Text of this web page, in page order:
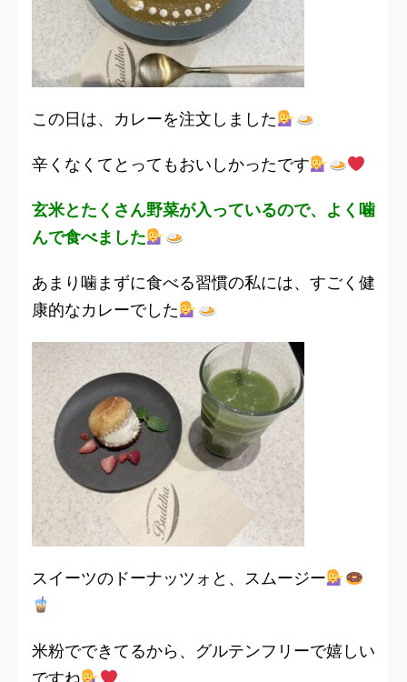
この日は、カレーを注文しました
辛くなくてとってもおいしかったです
玄米とたくさん野菜が入っているので、よく噛
んで食べました
あまり噛まずに食べる習慣の私には、すごく健
康的なカレーでした
スイーツのドーナッツォと、スムージー
米粉でできてるから、グルテンフリーで嬉しい